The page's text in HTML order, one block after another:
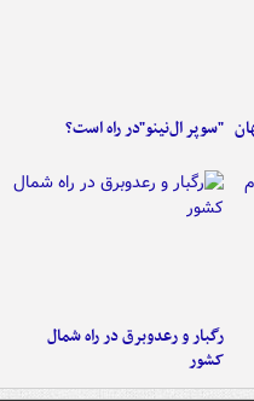
"سوپر ال‌نینو"در راه است؟
رگبار و رعدوبرق در راه شمال
کشور